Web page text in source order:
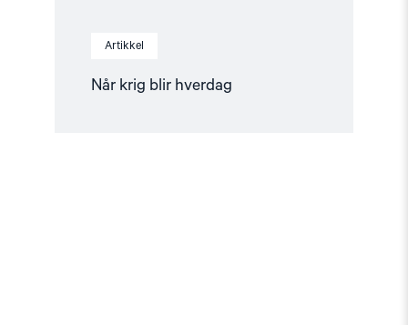
Artikkel
Når krig blir hverdag